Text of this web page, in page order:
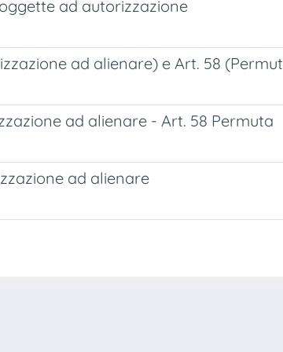
ad autorizzazione
ad alienare) e Art. 58
ad alienare - Art. 58 Permuta
ad alienare